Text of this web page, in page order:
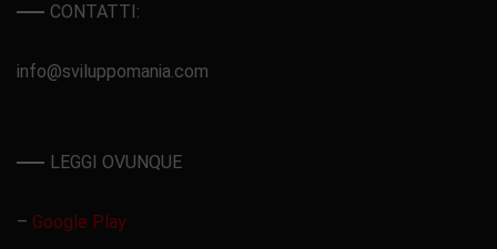
CONTATTI:
info@sviluppomania.com
LEGGI OVUNQUE
– Google Play